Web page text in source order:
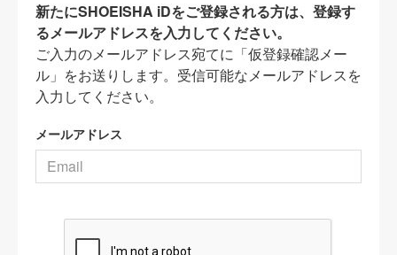
新たにSHOEISHA iDをご登録される方は、登録す
るメールアドレスを入力してください。
ご入力のメールアドレス宛てに「仮登録確認メー
ル」をお送りします。受信可能なメールアドレスを
入力してください。
メールアドレス